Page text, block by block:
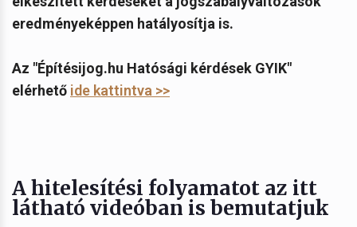
eredményeképpen hatályosítja is.
Az "Építésijog.hu Hatósági kérdések GYIK"
elérhető ide kattintva >>
A hitelesítési folyamatot az itt
látható videóban is bemutatjuk